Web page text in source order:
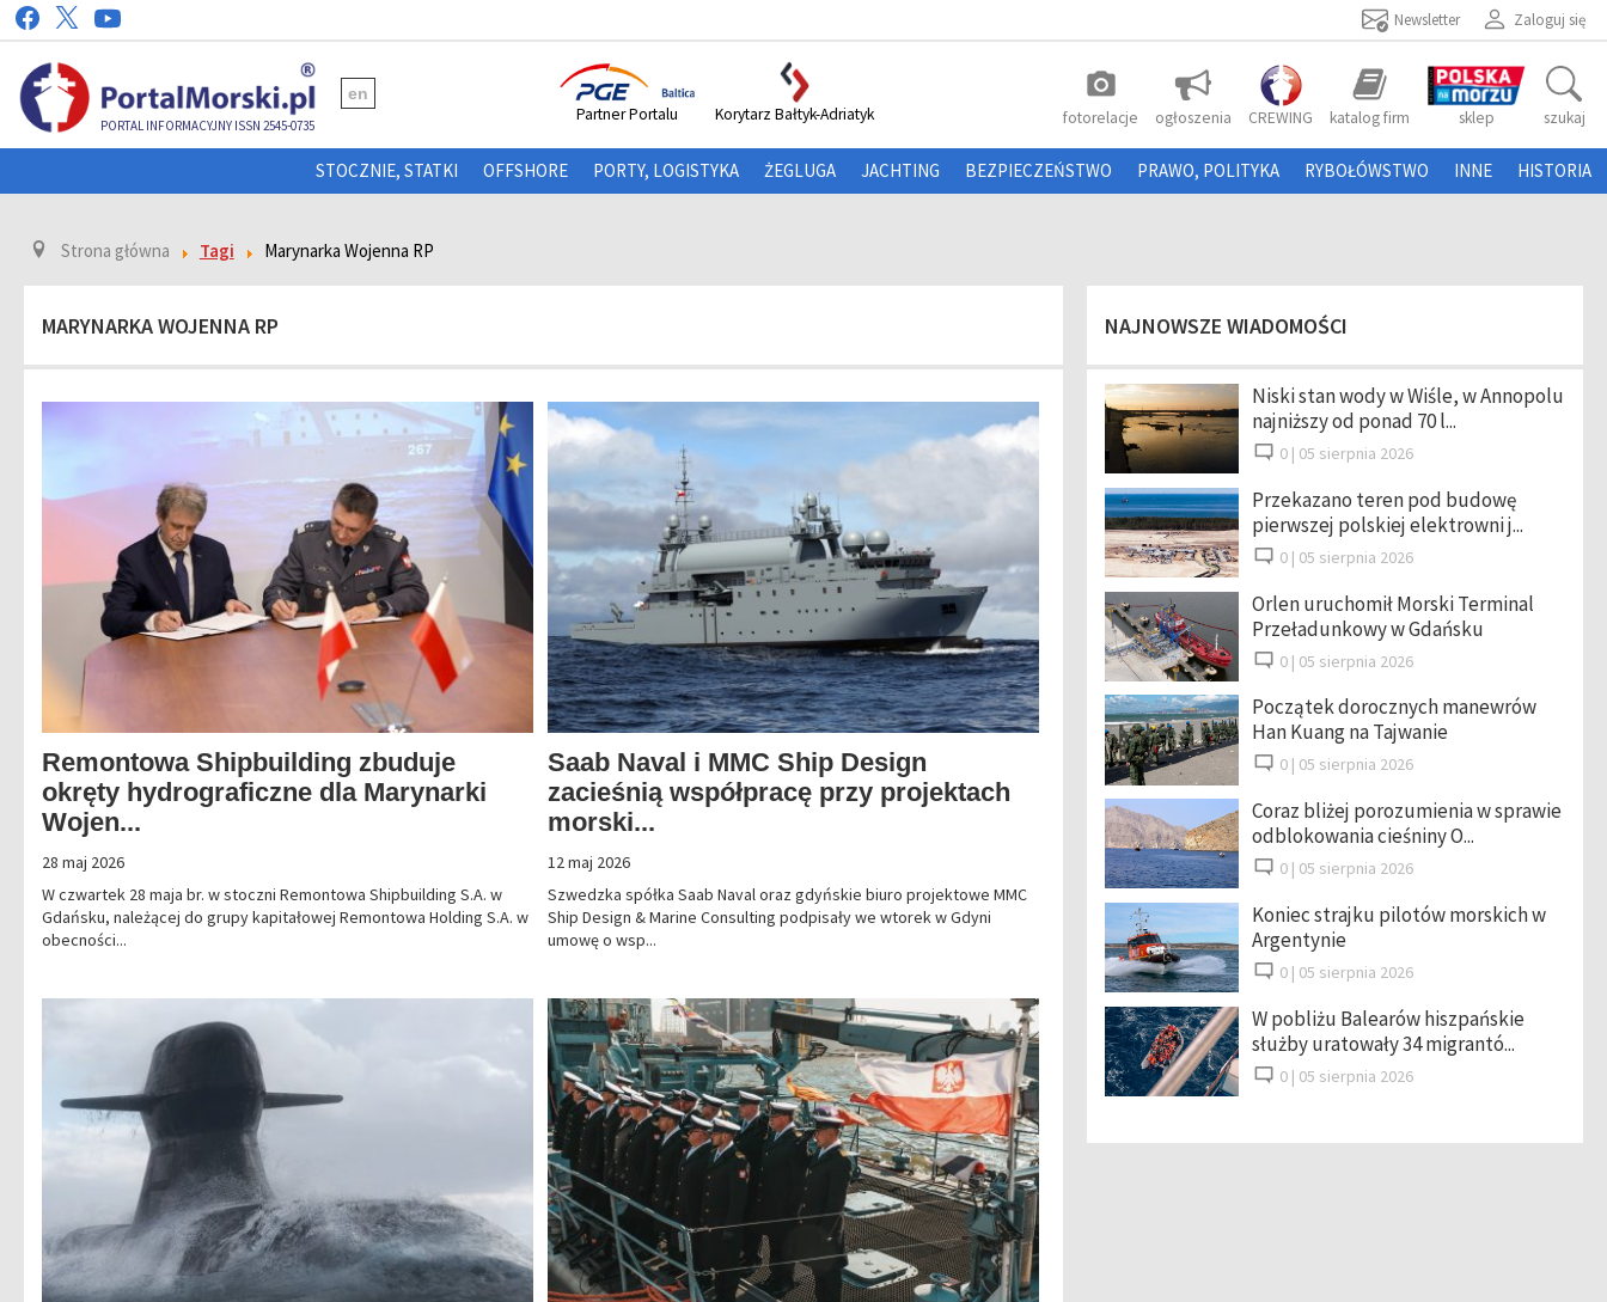
Zaloguj się
Newsletter
PORTAL INFORMACYJNY ISSN 2545-0735
en photo_camera
fotorelacje ogłoszenia CREWING katalog firm sklep szukaj
Partner Portalu Korytarz Bałtyk-Adriatyk
STOCZNIE, STATKI OFFSHORE PORTY, LOGISTYKA ŻEGLUGA JACHTING BEZPIECZEŃSTWO PRAWO, POLITYKA RYBOŁÓWSTWO INNE HISTORIA
Strona główna Tagi Marynarka Wojenna RP
MARYNARKA WOJENNA RP
Remontowa Shipbuilding zbuduje
okręty hydrograficzne dla Marynarki
Wojen...
28 maj 2026
W czwartek 28 maja br. w stoczni Remontowa Shipbuilding S.A. w
Gdańsku, należącej do grupy kapitałowej Remontowa Holding S.A. w
obecności...
Saab Naval i MMC Ship Design
zacieśnią współpracę przy projektach
morski...
12 maj 2026
Szwedzka spółka Saab Naval oraz gdyńskie biuro projektowe MMC
Ship Design & Marine Consulting podpisały we wtorek w Gdyni
umowę o wsp...
NAJNOWSZE WIADOMOŚCI
Niski stan wody w Wiśle, w Annopolu
najniższy od ponad 70 l...
0 | 05 sierpnia 2026
Przekazano teren pod budowę
pierwszej polskiej elektrowni j...
0 | 05 sierpnia 2026
Orlen uruchomił Morski Terminal
Przeładunkowy w Gdańsku
0 | 05 sierpnia 2026
Początek dorocznych manewrów
Han Kuang na Tajwanie
0 | 05 sierpnia 2026
Coraz bliżej porozumienia w sprawie
odblokowania cieśniny O...
0 | 05 sierpnia 2026
Koniec strajku pilotów morskich w
Argentynie
0 | 05 sierpnia 2026
W pobliżu Balearów hiszpańskie
służby uratowały 34 migrantó...
0 | 05 sierpnia 2026